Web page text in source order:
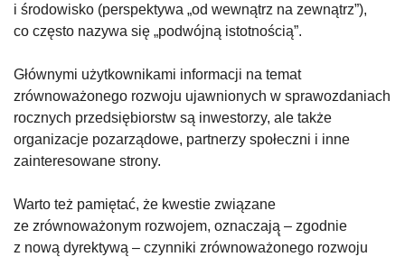
i środowisko (perspektywa „od wewnątrz na zewnątrz”),
co często nazywa się „podwójną istotnością”.
Głównymi użytkownikami informacji na temat
zrównoważonego rozwoju ujawnionych w sprawozdaniach
rocznych przedsiębiorstw są inwestorzy, ale także
organizacje pozarządowe, partnerzy społeczni i inne
zainteresowane strony.
Warto też pamiętać, że kwestie związane
ze zrównoważonym rozwojem, oznaczają̨ – zgodnie
z nową dyrektywą – czynniki zrównoważonego rozwoju